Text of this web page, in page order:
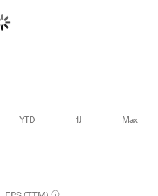
YTD 1J Max